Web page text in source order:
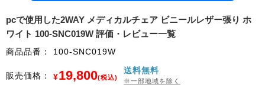
pcで使用した2WAY メディカルチェア ビニールレザー張り ホ
ワイト 100-SNC019W 評価・レビュー一覧
商品品番： 100-SNC019W
販売価格： ¥19,800(税込)
送料無料
※一部地域を除く